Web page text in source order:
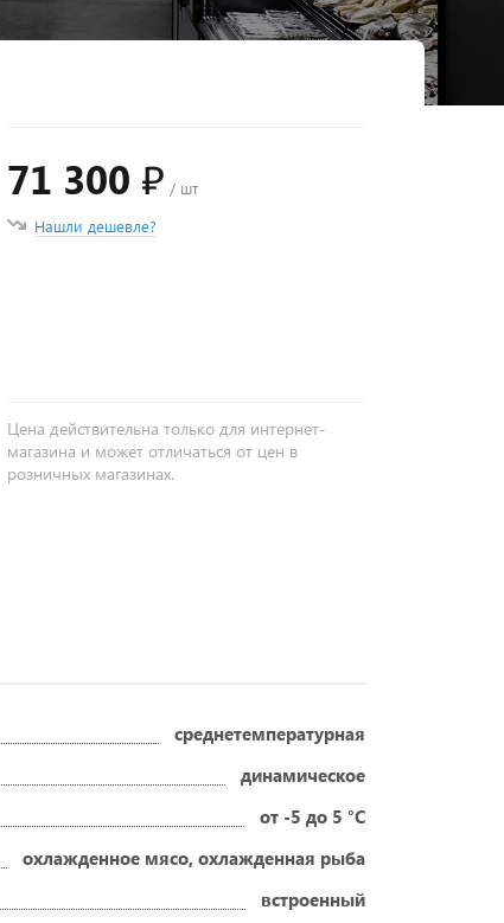
71 300 ₽ / шт
Нашли дешевле?
Цена действительна только для интернет-
магазина и может отличаться от цен в
розничных магазинах.
среднетемпературная
динамическое
от -5 до 5 °C
охлажденное мясо, охлажденная рыба
встроенный